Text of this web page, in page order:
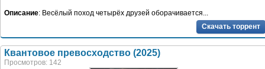
Описание: Весёлый поход четырёх друзей оборачивается...
Скачать торрент
Квантовое превосходство (2025)
Просмотров: 142